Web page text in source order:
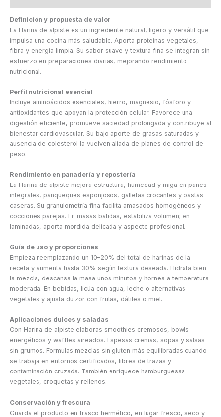
Definición y propuesta de valor
La Harina de alpiste es un ingrediente natural, ligero y versátil que
impulsa una cocina más saludable. Aporta proteínas vegetales,
fibra y energía limpia. Su sabor suave y textura fina se integran sin
esfuerzo en preparaciones diarias, mejorando rendimiento
nutricional.
Perfil nutricional esencial
Incluye aminoácidos esenciales, hierro, magnesio, fósforo y
antioxidantes que apoyan la protección celular. Favorece una
digestión eficiente, promueve saciedad prolongada y contribuye al
bienestar cardiovascular. Su bajo aporte de grasas saturadas y
ausencia de colesterol la vuelven aliada de planes de control de
peso.
Rendimiento en panadería y repostería
La Harina de alpiste mejora estructura, humedad y miga en panes
integrales, panqueques esponjosos, galletas crocantes y pastas
caseras. Su granulometría fina facilita amasados homogéneos y
cocciones parejas. En masas batidas, estabiliza volumen; en
laminadas, aporta mordida delicada y aspecto profesional.
Guía de uso y proporciones
Empieza reemplazando un 10–20% del total de harinas de la
receta y aumenta hasta 30% según textura deseada. Hidrata bien
la mezcla, descansa la masa unos minutos y hornea a temperatura
moderada. En bebidas, licúa con agua, leche o alternativas
vegetales y ajusta dulzor con frutas, dátiles o miel.
Aplicaciones dulces y saladas
Con Harina de alpiste elaboras smoothies cremosos, bowls
energéticos y waffles aireados. Espesas cremas, sopas y salsas
sin grumos. Formulas mezclas sin gluten más equilibradas cuando
se trabaja en entornos certificados, libres de trazas y
contaminación cruzada. También enriquece hamburguesas
vegetales, croquetas y rellenos.
Conservación y frescura
Guarda el producto en frasco hermético, en lugar fresco, seco y